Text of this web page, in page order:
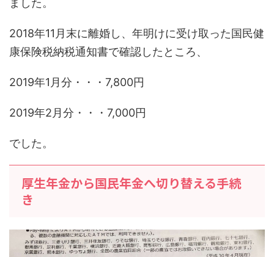
2018年11月末に離婚し、年明けに受け取った国民健
康保険税納税通知書で確認したところ、
2019年1月分・・・7,800円
2019年2月分・・・7,000円
でした。
厚生年金から国民年金へ切り替える手続
き